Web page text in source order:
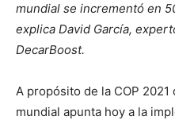
mundial se incrementó en
explica David García,
DecarBoost.
A propósito de la COP
mundial apunta hoy a la